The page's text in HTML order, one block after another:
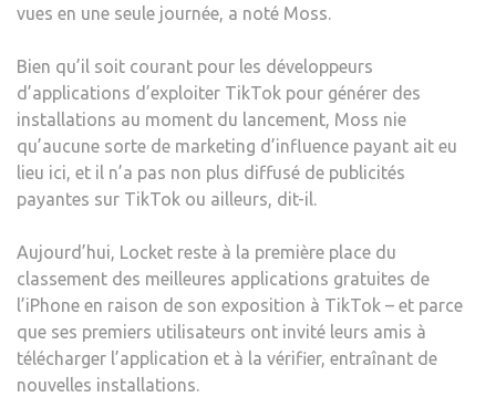
vues en une seule journée, a noté Moss.
Bien qu’il soit courant pour les développeurs
d’applications d’exploiter TikTok pour générer des
installations au moment du lancement, Moss nie
qu’aucune sorte de marketing d’influence payant ait eu
lieu ici, et il n’a pas non plus diffusé de publicités
payantes sur TikTok ou ailleurs, dit-il.
Aujourd’hui, Locket reste à la première place du
classement des meilleures applications gratuites de
l’iPhone en raison de son exposition à TikTok – et parce
que ses premiers utilisateurs ont invité leurs amis à
télécharger l’application et à la vérifier, entraînant de
nouvelles installations.